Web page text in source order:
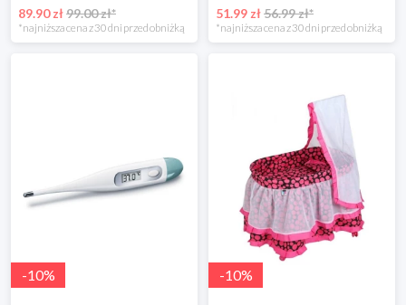
89.90 zł99.00 zł*
*najniższa cena z 30 dni przed obniżką
51.99 zł56.99 zł*
*najniższa cena z 30 dni przed obniżką
-10% -10%